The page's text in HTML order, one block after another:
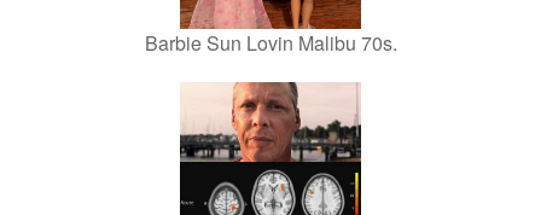
Barbie Sun Lovin Malibu 70s.